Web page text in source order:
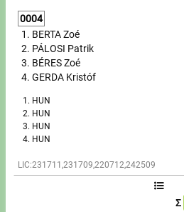
0004
BERTA Zoé
PÁLOSI Patrik
BÉRES Zoé
GERDA Kristóf
HUN
HUN
HUN
HUN
LIC:231711,231709,220712,242509
Σ